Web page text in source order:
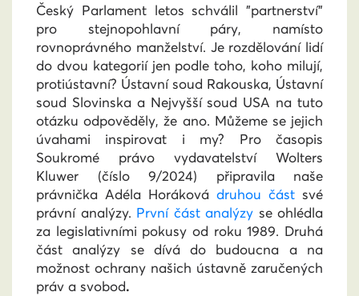
Český Parlament letos schválil "partnerství"
pro stejnopohlavní páry, namísto
rovnoprávného manželství. Je rozdělování lidí
do dvou kategorií jen podle toho, koho milují,
protiústavní? Ústavní soud Rakouska, Ústavní
soud Slovinska a Nejvyšší soud USA na tuto
otázku odpověděly, že ano. Můžeme se jejich
úvahami inspirovat i my? Pro časopis
Soukromé právo vydavatelství Wolters
Kluwer (číslo 9/2024) připravila naše
právnička Adéla Horáková druhou část své
právní analýzy. První část analýzy se ohlédla
za legislativními pokusy od roku 1989. Druhá
část analýzy se dívá do budoucna a na
možnost ochrany našich ústavně zaručených
práv a svobod.